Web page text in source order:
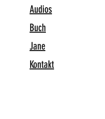
Audios
Buch
Jane
Kontakt